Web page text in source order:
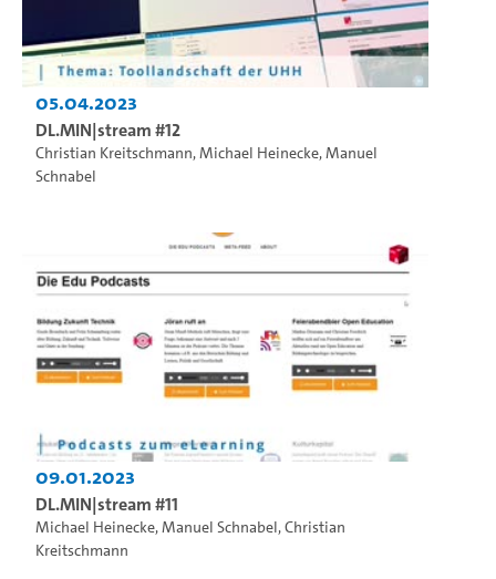
05.04.2023
DL.MIN|stream #12
Christian Kreitschmann,Michael Heinecke,Manuel
Schnabel
09.01.2023
DL.MIN|stream #11
Michael Heinecke,Manuel Schnabel,Christian
Kreitschmann